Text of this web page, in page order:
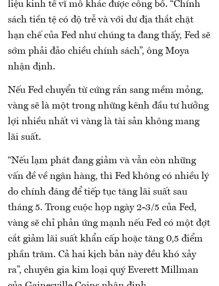
liệu kinh tế vĩ mô khác được công bố. “Chính
sách tiền tệ có độ trễ và với dư địa thắt chặt
hạn chế của Fed như chúng ta đang thấy, Fed sẽ
sớm phải đảo chiều chính sách”, ông Moya
nhận định.
Nếu Fed chuyển từ cứng rắn sang mềm mỏng,
vàng sẽ là một trong những kênh đầu tư hưởng
lợi nhiều nhất vì vàng là tài sản không mang
lãi suất.
“Nếu lạm phát đang giảm và vẫn còn những
vấn đề về ngân hàng, thì Fed không có nhiều lý
do chính đáng để tiếp tục tăng lãi suất sau
tháng 5. Trong cuộc họp ngày 2-3/5 của Fed,
vàng sẽ chỉ phản ứng mạnh nếu Fed có một đợt
cắt giảm lãi suất khẩn cấp hoặc tăng 0,5 điểm
phần trăm. Cả hai kịch bản này đều khó xảy
ra”, chuyên gia kim loại quý Everett Millman